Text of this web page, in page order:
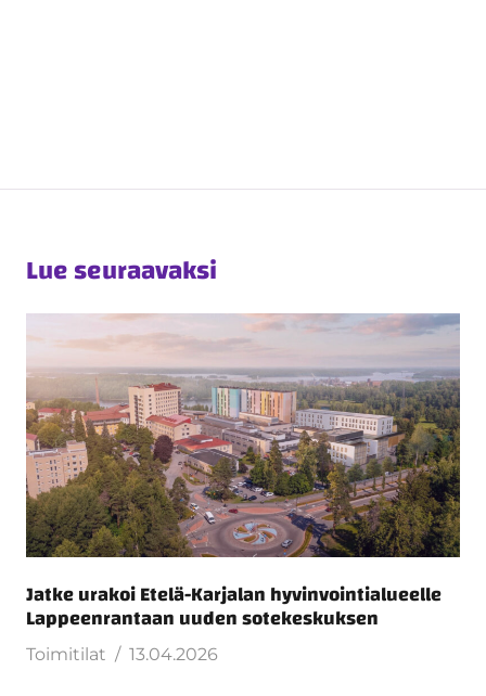
Lue seuraavaksi
Jatke urakoi Etelä-Karjalan hyvinvointialueelle
Lappeenrantaan uuden sotekeskuksen
Toimitilat 13.04.2026